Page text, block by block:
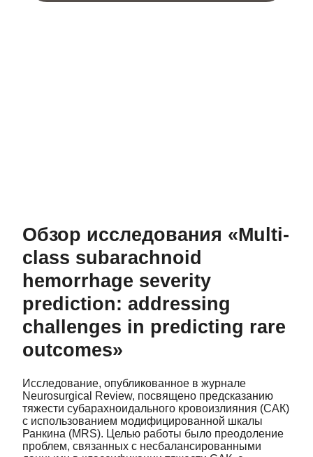
Обзор исследования «Multi-
class subarachnoid
hemorrhage severity
prediction: addressing
challenges in predicting rare
outcomes»
Исследование, опубликованное в журнале
Neurosurgical Review, посвящено предсказанию
тяжести субарахноидального кровоизлияния (САК)
с использованием модифицированной шкалы
Ранкина (MRS). Целью работы было преодоление
проблем, связанных с несбалансированными